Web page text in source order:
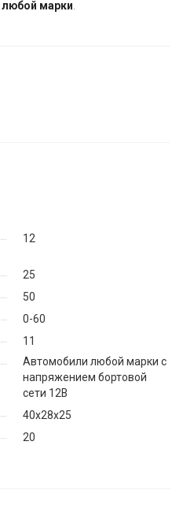
любой марки
12
25
50
0-60
11
Автомобили любой марки с
напряжением бортовой
сети 12В
40х28х25
20